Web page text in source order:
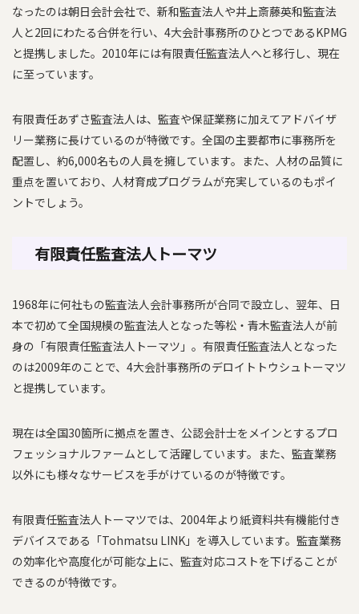
なったのは朝日会計会社で、新和監査法人や井上斎藤英和監査法
人と2回にわたる合併を行い、4大会計事務所のひとつであるKPMG
と提携しました。2010年には有限責任監査法人へと移行し、現在
に至っています。
有限責任あずさ監査法人は、監査や保証業務に加えてアドバイザ
リー業務に長けているのが特徴です。全国の主要都市に事務所を
配置し、約6,000名もの人員を擁しています。また、人材の品質に
重点を置いており、人材育成プログラムが充実しているのもポイ
ントでしょう。
有限責任監査法人トーマツ
1968年に何社もの監査法人会計事務所が合同で設立し、翌年、日
本で初めて全国規模の監査法人となった等松・青木監査法人が前
身の「有限責任監査法人トーマツ」。有限責任監査法人となった
のは2009年のことで、4大会計事務所のデロイトトウシュトーマツ
と提携しています。
現在は全国30箇所に拠点を置き、公認会計士をメインとするプロ
フェッショナルファームとして活躍しています。また、監査業務
以外にも様々なサービスを手がけているのが特徴です。
有限責任監査法人トーマツでは、2004年より紙資料共有機能付き
デバイスである「Tohmatsu LINK」を導入しています。監査業務
の効率化や高度化が可能な上に、監査対応コストを下げることが
できるのが特徴です。